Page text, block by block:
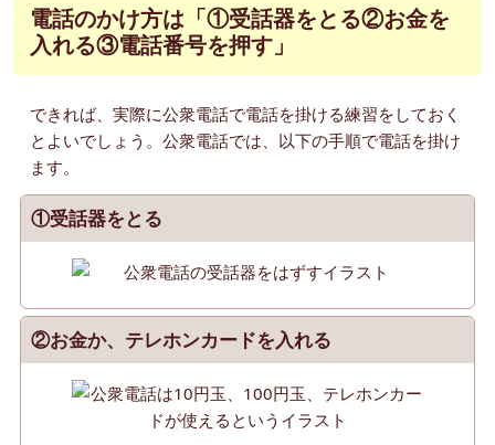
電話のかけ方は「①受話器をとる②お金を
入れる③電話番号を押す」
できれば、実際に公衆電話で電話を掛ける練習をしておく
とよいでしょう。公衆電話では、以下の手順で電話を掛け
ます。
①受話器をとる
②お金か、テレホンカードを入れる